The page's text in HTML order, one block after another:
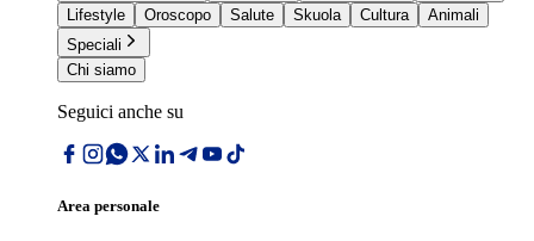
Lifestyle
Oroscopo Salute Skuola Cultura
Animali
Speciali
Chi siamo
Seguici anche su
Area personale